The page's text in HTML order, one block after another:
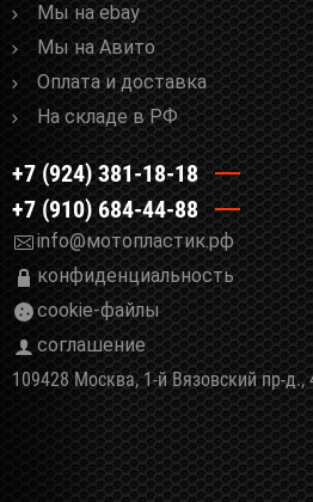
Мы на ebay
Мы на Авито
Оплата и доставка
На складе в РФ
+7 (924) 381-18-18
+7 (910) 684-44-88
info@мотопластик.рф
конфиденциальность
cookie-файлы
соглашение
109428 Москва, 1-й Вязовский пр-д.,